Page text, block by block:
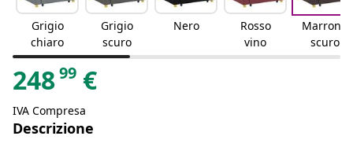
Grigio
chiaro
Grigio
scuro
Nero
Rosso
vino
Marrone
scuro
24899 €
IVA Compresa
Descrizione